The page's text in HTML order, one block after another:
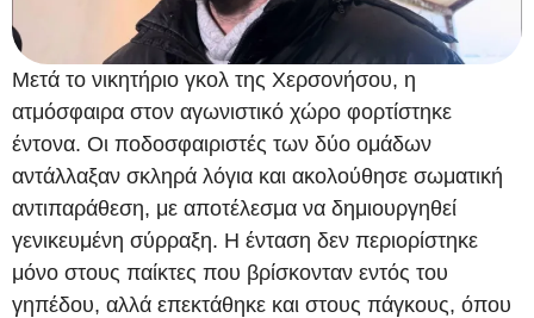
Μετά το νικητήριο γκολ της Χερσονήσου, η
ατμόσφαιρα στον αγωνιστικό χώρο φορτίστηκε
έντονα. Οι ποδοσφαιριστές των δύο ομάδων
αντάλλαξαν σκληρά λόγια και ακολούθησε σωματική
αντιπαράθεση, με αποτέλεσμα να δημιουργηθεί
γενικευμένη σύρραξη. Η ένταση δεν περιορίστηκε
μόνο στους παίκτες που βρίσκονταν εντός του
γηπέδου, αλλά επεκτάθηκε και στους πάγκους, όπου